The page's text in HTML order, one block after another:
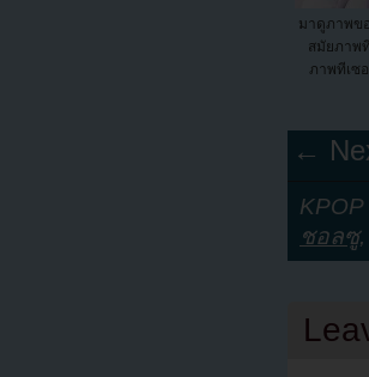
มาดูภาพข
สมัยภาพ
ภาพทีเซ
←
ชอลซู